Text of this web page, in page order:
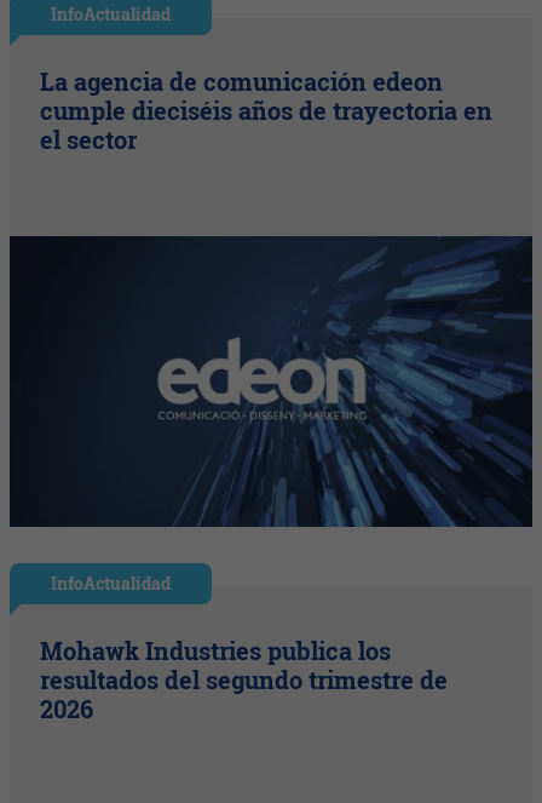
InfoActualidad
La agencia de comunicación edeon
cumple dieciséis años de trayectoria en
el sector
InfoActualidad
Mohawk Industries publica los
resultados del segundo trimestre de
2026